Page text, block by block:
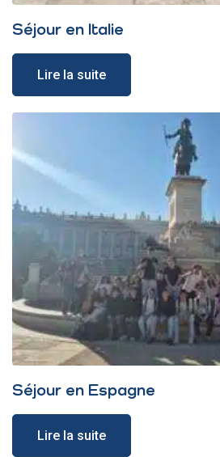
Séjour en Italie
Lire la suite
Séjour en Espagne
Lire la suite